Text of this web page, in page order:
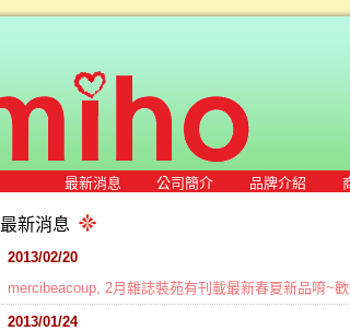
最新消息 公司簡介 品牌介紹
最新消息
2013/02/20
mercibeacoup, 2月雜誌裝苑有刊載最新春夏新品唷~
2013/01/24